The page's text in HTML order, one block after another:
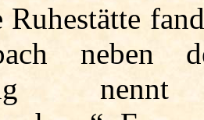
Ruhestätte